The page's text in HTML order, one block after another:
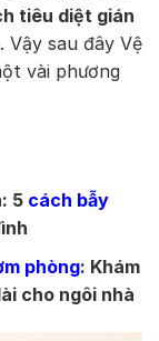
tiêu diệt gián
Vậy sau đây Vệ
vài phương
5 cách bẫy
phòng: Khám
cho ngôi nhà